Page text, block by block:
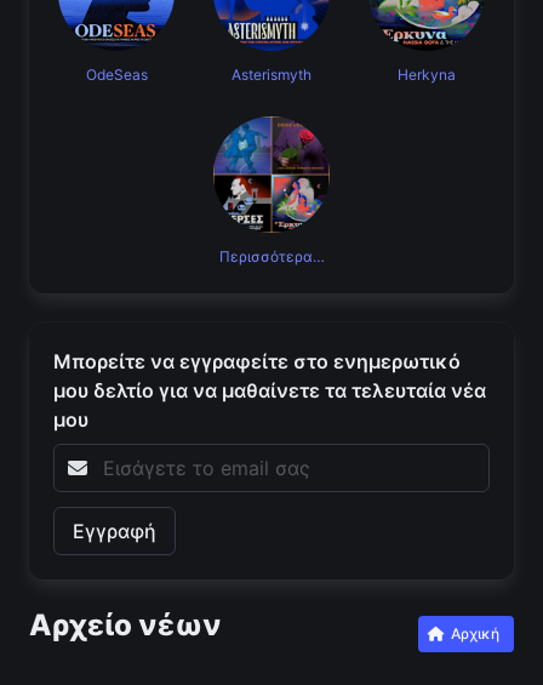
OdeSeas Asterismyth Herkyna
Περισσότερα…
Μπορείτε να εγγραφείτε στο ενημερωτικό
μου δελτίο για να μαθαίνετε τα τελευταία νέα
μου
Αρχείο νέων Αρχική